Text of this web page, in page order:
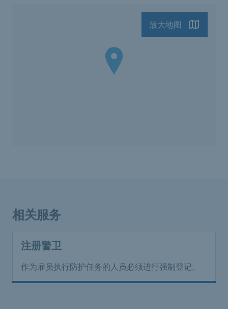
放大地图
相关服务
注册警卫
作为雇员执行防护任务的人员必须进行强制登记。